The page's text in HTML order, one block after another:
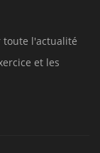
toute l'actualité
et les